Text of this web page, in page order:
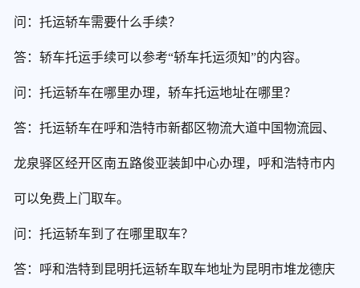
问：托运轿车需要什么手续？
答：轿车托运手续可以参考“轿车托运须知”的内容。
问：托运轿车在哪里办理，轿车托运地址在哪里？
答：托运轿车在呼和浩特市新都区物流大道中国物流园、
龙泉驿区经开区南五路俊亚装卸中心办理，呼和浩特市内
可以免费上门取车。
问：托运轿车到了在哪里取车？
答：呼和浩特到昆明托运轿车取车地址为昆明市堆龙德庆